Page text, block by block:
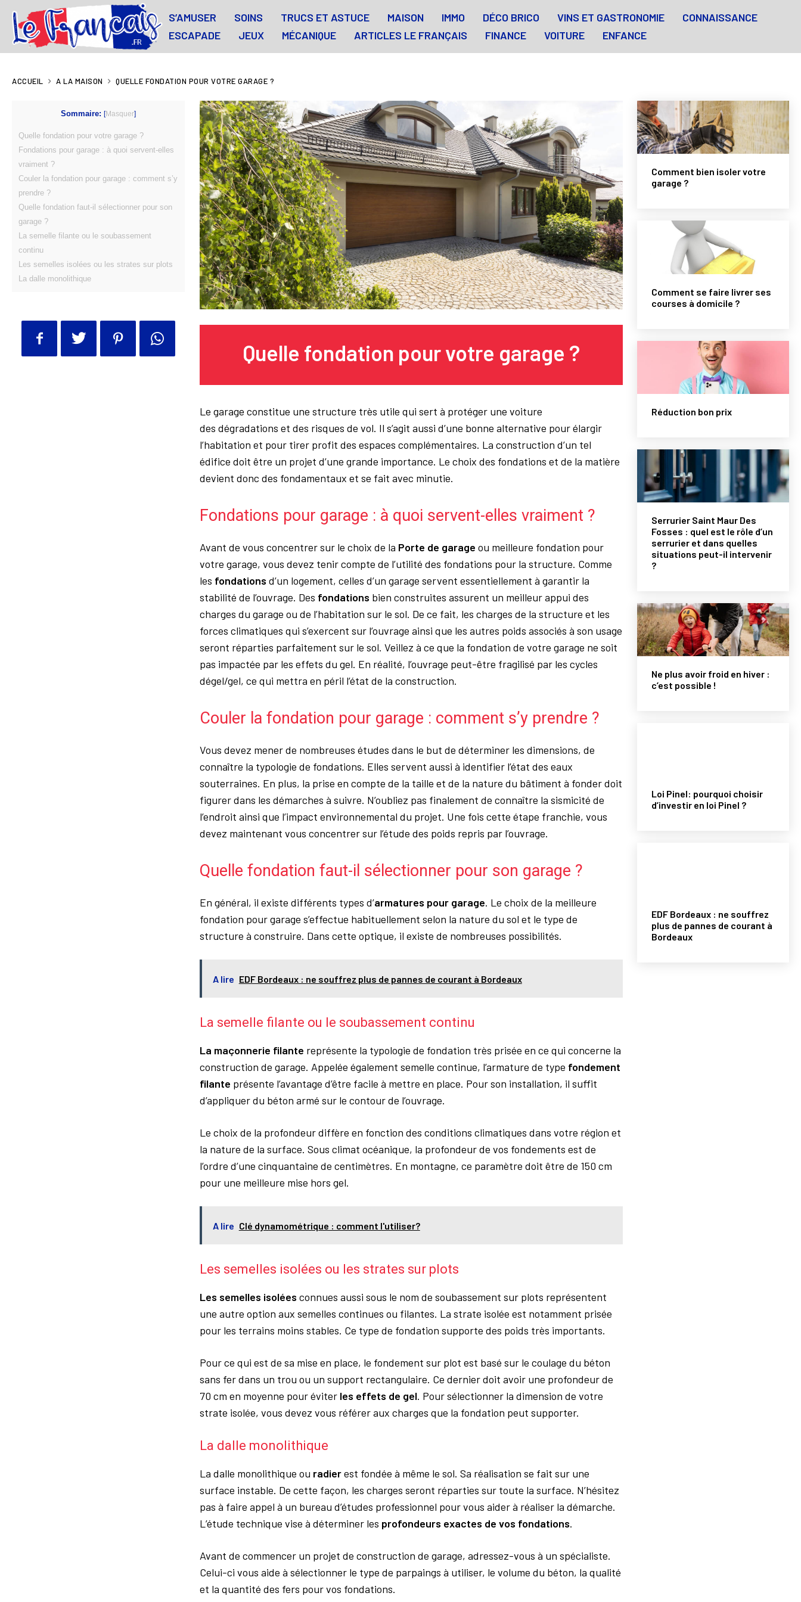
S’AMUSER SOINS TRUCS ET ASTUCE MAISON IMMO DÉCO BRICO VINS ET GASTRONOMIE
CONNAISSANCE
ESCAPADE
JEUX MÉCANIQUE ARTICLES LE FRANÇAIS FINANCE VOITURE ENFANCE
ACCUEIL A LA MAISON QUELLE FONDATION POUR VOTRE GARAGE ?
Sommaire: [Masquer]
Quelle fondation pour votre garage ?
Fondations pour garage : à quoi servent-elles
vraiment ?
Couler la fondation pour garage : comment s’y
prendre ?
Quelle fondation faut-il sélectionner pour son
garage ?
La semelle filante ou le soubassement
continu
Les semelles isolées ou les strates sur plots
La dalle monolithique
Quelle fondation pour votre garage ?
Le garage constitue une structure très utile qui sert à protéger une voiture
des dégradations et des risques de vol. Il s’agit aussi d’une bonne alternative pour élargir
l’habitation et pour tirer profit des espaces complémentaires. La construction d’un tel
édifice doit être un projet d’une grande importance. Le choix des fondations et de la matière
devient donc des fondamentaux et se fait avec minutie.
Fondations pour garage : à quoi servent-elles vraiment ?
Avant de vous concentrer sur le choix de la Porte de garage ou meilleure fondation pour
votre garage, vous devez tenir compte de l’utilité des fondations pour la structure. Comme
les fondations d’un logement, celles d’un garage servent essentiellement à garantir la
stabilité de l’ouvrage. Des fondations bien construites assurent un meilleur appui des
charges du garage ou de l’habitation sur le sol. De ce fait, les charges de la structure et les
forces climatiques qui s’exercent sur l’ouvrage ainsi que les autres poids associés à son usage
seront réparties parfaitement sur le sol. Veillez à ce que la fondation de votre garage ne soit
pas impactée par les effets du gel. En réalité, l’ouvrage peut-être fragilisé par les cycles
dégel/gel, ce qui mettra en péril l’état de la construction.
Couler la fondation pour garage : comment s’y prendre ?
Vous devez mener de nombreuses études dans le but de déterminer les dimensions, de
connaître la typologie de fondations. Elles servent aussi à identifier l’état des eaux
souterraines. En plus, la prise en compte de la taille et de la nature du bâtiment à fonder doit
figurer dans les démarches à suivre. N’oubliez pas finalement de connaître la sismicité de
l’endroit ainsi que l’impact environnemental du projet. Une fois cette étape franchie, vous
devez maintenant vous concentrer sur l’étude des poids repris par l’ouvrage.
Quelle fondation faut-il sélectionner pour son garage ?
En général, il existe différents types d’armatures pour garage. Le choix de la meilleure
fondation pour garage s’effectue habituellement selon la nature du sol et le type de
structure à construire. Dans cette optique, il existe de nombreuses possibilités.
A lire EDF Bordeaux : ne souffrez plus de pannes de courant à Bordeaux
La semelle filante ou le soubassement continu
La maçonnerie filante représente la typologie de fondation très prisée en ce qui concerne la
construction de garage. Appelée également semelle continue, l’armature de type fondement
filante présente l’avantage d’être facile à mettre en place. Pour son installation, il suffit
d’appliquer du béton armé sur le contour de l’ouvrage.
Le choix de la profondeur diffère en fonction des conditions climatiques dans votre région et
la nature de la surface. Sous climat océanique, la profondeur de vos fondements est de
l’ordre d’une cinquantaine de centimètres. En montagne, ce paramètre doit être de 150 cm
pour une meilleure mise hors gel.
A lire Clé dynamométrique : comment l'utiliser?
Les semelles isolées ou les strates sur plots
Les semelles isolées connues aussi sous le nom de soubassement sur plots représentent
une autre option aux semelles continues ou filantes. La strate isolée est notamment prisée
pour les terrains moins stables. Ce type de fondation supporte des poids très importants.
Pour ce qui est de sa mise en place, le fondement sur plot est basé sur le coulage du béton
sans fer dans un trou ou un support rectangulaire. Ce dernier doit avoir une profondeur de
70 cm en moyenne pour éviter les effets de gel. Pour sélectionner la dimension de votre
strate isolée, vous devez vous référer aux charges que la fondation peut supporter.
La dalle monolithique
La dalle monolithique ou radierest fondée à même le sol. Sa réalisation se fait sur une
surface instable. De cette façon, les charges seront réparties sur toute la surface. N’hésitez
pas à faire appel à un bureau d’études professionnel pour vous aider à réaliser la démarche.
L’étude technique vise à déterminer les profondeurs exactes de vos fondations.
Avant de commencer un projet de construction de garage, adressez-vous à un spécialiste.
Celui-ci vous aide à sélectionner le type de parpaings à utiliser, le volume du béton, la qualité
et la quantité des fers pour vos fondations.
Comment bien isoler votre
garage ?
Comment se faire livrer ses
courses à domicile ?
Réduction bon prix
Serrurier Saint Maur Des
Fosses : quel est le rôle d’un
serrurier et dans quelles
situations peut-il intervenir
?
Ne plus avoir froid en hiver :
c’est possible !
Loi Pinel: pourquoi choisir
d’investir en loi Pinel ?
EDF Bordeaux : ne souffrez
plus de pannes de courant à
Bordeaux